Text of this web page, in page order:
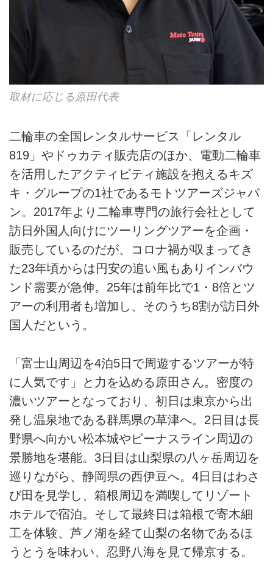
取材に応じる原田代表
二輪車の全国レンタルサービス「レンタル
819」やドゥカティ販売店のほか、電動二輪車
を活用したアクティビティ施設を抱えるキズ
キ・グループの1社であるモトツアーズジャパ
ン。2017年より二輪車専門の旅行会社として
訪日外国人向けにツーリングツアーを企画・
販売しているのだが、コロナ禍が収まってき
た23年頃からは円安の追い風もありインバウ
ンド需要が急伸。25年は前年比で1・8倍とツ
アーの利用者も増加し、そのうち8割が訪日外
国人だという。
「富士山周辺を4泊5日で周遊するツアーが特
に人気です」と力を込める原田さん。密度の
濃いツアーとなっており、初日は東京から出
発し温泉地である群馬県の草津へ。2日目は長
野県へ向かい松本城やビーナスライン周辺の
景勝地を堪能。3日目は山梨県の八ヶ岳周辺を
巡りながら、静岡県の西伊豆へ。4日目はわさ
び田を見学し、箱根周辺を満喫してリゾート
ホテルで宿泊。そして最終日は箱根で寄木細
工を体験、芦ノ湖を経て山梨の名物であるほ
うとうを味わい、忍野八海を見て帰京する。